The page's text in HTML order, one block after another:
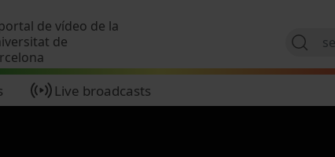
de vídeo de la
de
Live broadcasts